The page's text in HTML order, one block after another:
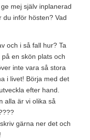
mej själv inplanerad
du inför hösten? Vad
och i så fall hur? Ta
en skön plats och
inte vara så stora
i livet! Börja med det
efter hand.
alla är vi olika så
gärna ner det och